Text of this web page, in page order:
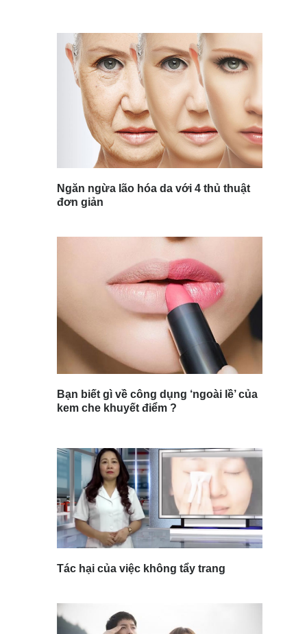
Ngăn ngừa lão hóa da với 4 thủ thuật
đơn giản
Bạn biết gì về công dụng ‘ngoài lề’ của
kem che khuyết điểm ?
Tác hại của việc không tẩy trang